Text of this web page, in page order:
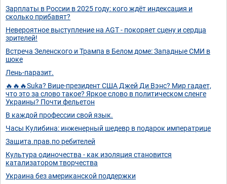
Зарплаты в России в 2025 году: кого ждёт индексация и
сколько прибавят?
Невероятное выступление на AGT - покоряет сцену и сердца
зрителей!
Встреча Зеленского и Трампа в Белом доме: Западные СМИ в
шоке
Лень-паразит.
🔥🔥🔥Suka? Вице-президент США Джей Ди Вэнс? Мир гадает,
что это за слово такое? Яркое слово в политическом сленге
Украины? Почти фельетон
В каждой профессии свой язык.
Часы Кулибина: инженерный шедевр в подарок императрице
Защита.прав.по ребителей
Культура одиночества - как изоляция становится
катализатором творчества
Украина без американской поддержки